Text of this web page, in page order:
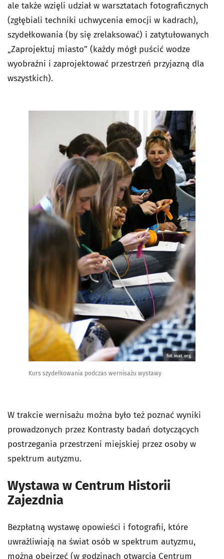
ale także wzięli udział w warsztatach fotograficznych
(zgłębiali techniki uchwycenia emocji w kadrach),
szydełkowania (by się zrelaksować) i zatytułowanych
„Zaprojektuj miasto” (każdy mógł puścić wodze
wyobraźni i zaprojektować przestrzeń przyjazną dla
wszystkich).
fot. mat. org.
Kurs szydełkowania podczas wernisażu wystawy
W trakcie wernisażu można było też poznać wyniki
prowadzonych przez Kontrasty badań dotyczących
postrzegania przestrzeni miejskiej przez osoby w
spektrum autyzmu.
Wystawa w Centrum Historii
Zajezdnia
Bezpłatną wystawę opowieści i fotografii, które
uwrażliwiają na świat osób w spektrum autyzmu,
można obejrzeć (w godzinach otwarcia Centrum